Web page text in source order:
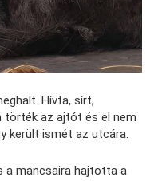
Hívta, sírt,
törték az ajtót és el nem
került ismét az utcára.
a mancsaira hajtotta a